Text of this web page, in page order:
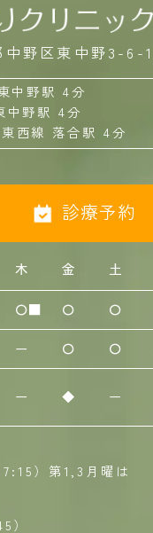
中野区東中野3-6-
中野駅 4分
中野駅 4分
西線 落合駅 4分
診療予約
木 金 土
〇■ 〇 〇
ー 〇 〇
ー ◆ ー
）第1,3月曜は
）